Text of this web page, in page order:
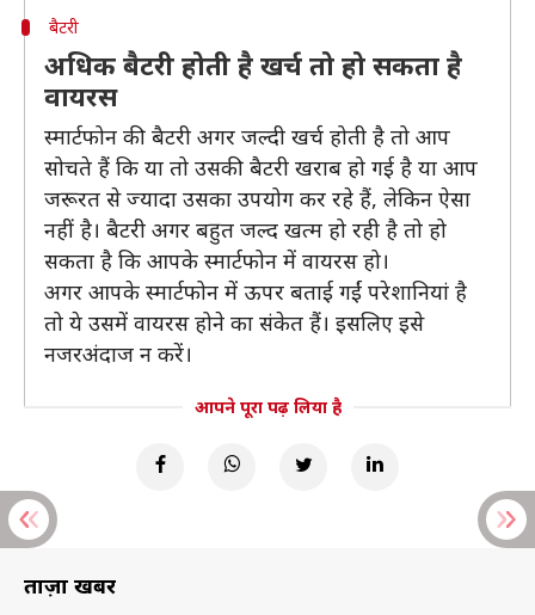
बैटरी
अधिक बैटरी होती है खर्च तो हो सकता है
वायरस
स्मार्टफोन की बैटरी अगर जल्दी खर्च होती है तो आप
सोचते हैं कि या तो उसकी बैटरी खराब हो गई है या आप
जरूरत से ज्यादा उसका उपयोग कर रहे हैं, लेकिन ऐसा
नहीं है। बैटरी अगर बहुत जल्द खत्म हो रही है तो हो
सकता है कि आपके स्मार्टफोन में वायरस हो।
अगर आपके स्मार्टफोन में ऊपर बताई गईं परेशानियां है
तो ये उसमें वायरस होने का संकेत हैं। इसलिए इसे
नजरअंदाज न करें।
आपने पूरा पढ़ लिया है
ताज़ा खबरें